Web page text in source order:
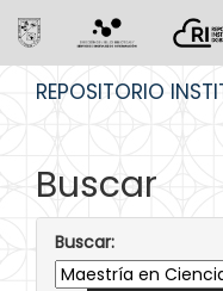
REPOSITORIO
Buscar
Buscar: